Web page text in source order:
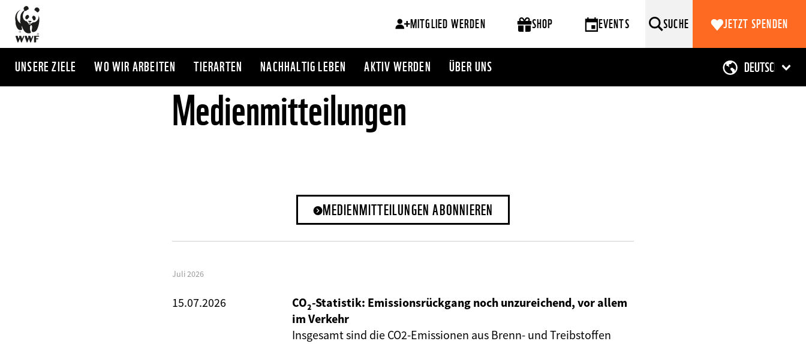
Direkt
zum
Inhalt
MITGLIED WERDEN SHOP EVENTS SUCHE JETZT SPENDEN
UNSERE ZIELE WO WIR ARBEITEN TIERARTEN NACHHALTIG LEBEN AKTIV WERDEN ÜBER UNS
Medienmitteilungen
MEDIENMITTEILUNGEN ABONNIEREN
Juli 2026
15.07.2026
CO₂-Statistik: Emissionsrückgang noch unzureichend, vor allem
im Verkehr
Insgesamt sind die CO2-Emissionen aus Brenn- und Treibstoffen